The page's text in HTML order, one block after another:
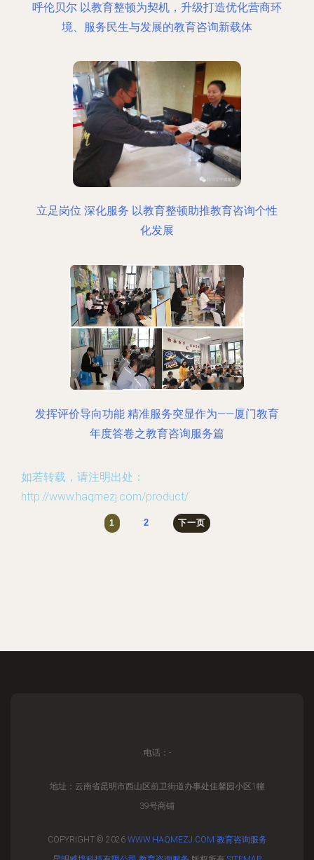
呼伦贝尔 以教育整顿为契机，升级打造优化营商环
境、服务民生与发展的教育咨询新载体
立足岗位 深化服务 以教育整顿助推教育咨询个性
化发展
发挥评价导向功能 精准服务突显作为——厦门教育
年度答卷之教育咨询服务篇
如若转载，请注明出处：
http://www.haqmezj.com/product/
1 2 下一页
电话：-
地址：云南省昆明市西山区前卫街道办事处佳馨园小区1幢
39号商铺
COPYRIGHT © 2026 WWW.HAQMEZJ.COM 教育咨询服务